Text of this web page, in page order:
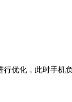
优化，此时手机